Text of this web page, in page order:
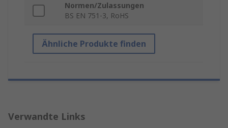
Normen/Zulassungen
BS EN 751-3, RoHS
Ähnliche Produkte finden
Verwandte Links